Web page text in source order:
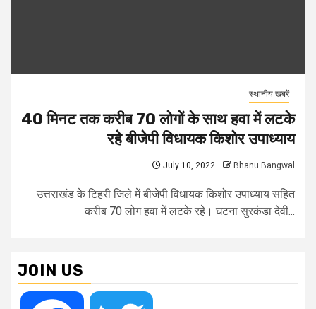
स्थानीय खबरें
40 मिनट तक करीब 70 लोगों के साथ हवा में लटके
रहे बीजेपी विधायक किशोर उपाध्याय
July 10, 2022 Bhanu Bangwal
उत्तराखंड के टिहरी जिले में बीजेपी विधायक किशोर उपाध्याय सहित
करीब 70 लोग हवा में लटके रहे। घटना सुरकंडा देवी...
JOIN US